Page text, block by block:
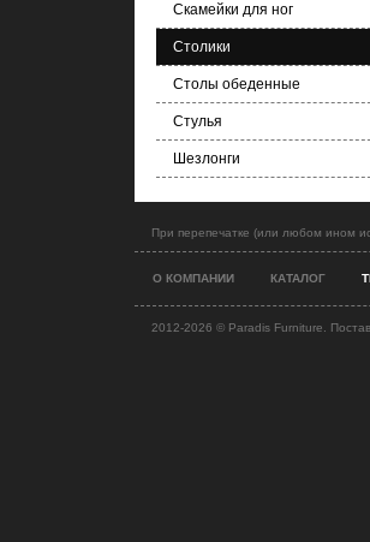
Скамейки для ног
Столики
Столы обеденные
Стулья
Шезлонги
При перепечатке (или любом ином
О КОМПАНИИ КАТАЛОГ
2012-2026 © Paradis Furniture.